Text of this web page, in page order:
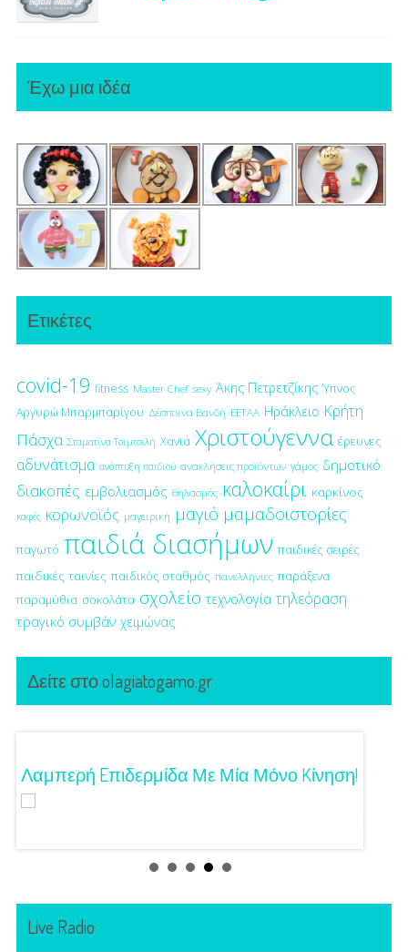
Έχω μια ιδέα
Ετικέτες
covid-19 fitness Master Chef sexy Άκης Πετρετζίκης Ύπνος
Αργυρώ Μπαρμπαρίγου Δέσποινα Βανδή ΕΕΤΑΑ Ηράκλειο Κρήτη
Πάσχα Σταματίνα Τσιμτσιλή Χανιά Χριστούγεννα έρευνες
αδυνάτισμα ανάπτυξη παιδιού ανακλήσεις προϊόντων γάμος δημοτικό
διακοπές εμβολιασμός θηλασμός καλοκαίρι καρκίνος
καφές κορωνοϊός μαγειρική μαγιό μαμαδοιστορίες
παγωτό παιδιά διασήμων παιδικές σειρές
παιδικές ταινίες παιδικός σταθμός πανελλήνιες παράξενα
παραμύθια σοκολάτα σχολείο τεχνολογία τηλεόραση
τραγικό συμβάν χειμώνας
Δείτε στο olagiatogamo.gr
Λαμπερή Eπιδερμίδα Με Μία Μόνο Kίνηση!
Live Radio